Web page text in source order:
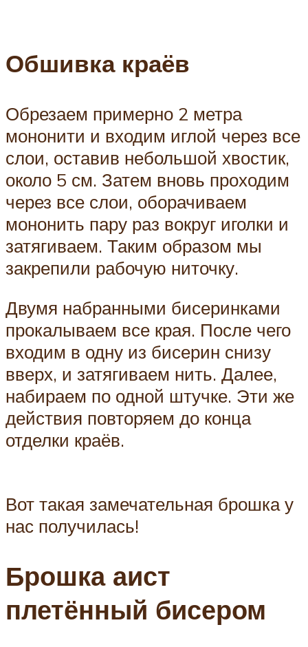
Обшивка краёв
Обрезаем примерно 2 метра
мононити и входим иглой через все
слои, оставив небольшой хвостик,
около 5 см. Затем вновь проходим
через все слои, оборачиваем
мононить пару раз вокруг иголки и
затягиваем. Таким образом мы
закрепили рабочую ниточку.
Двумя набранными бисеринками
прокалываем все края. После чего
входим в одну из бисерин снизу
вверх, и затягиваем нить. Далее,
набираем по одной штучке. Эти же
действия повторяем до конца
отделки краёв.
Вот такая замечательная брошка у
нас получилась!
Брошка аист
плетённый бисером